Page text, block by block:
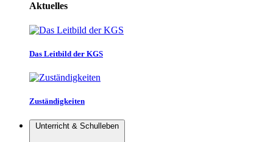
Aktuelles
Das Leitbild der KGS
Zuständigkeiten
Unterricht & Schulleben